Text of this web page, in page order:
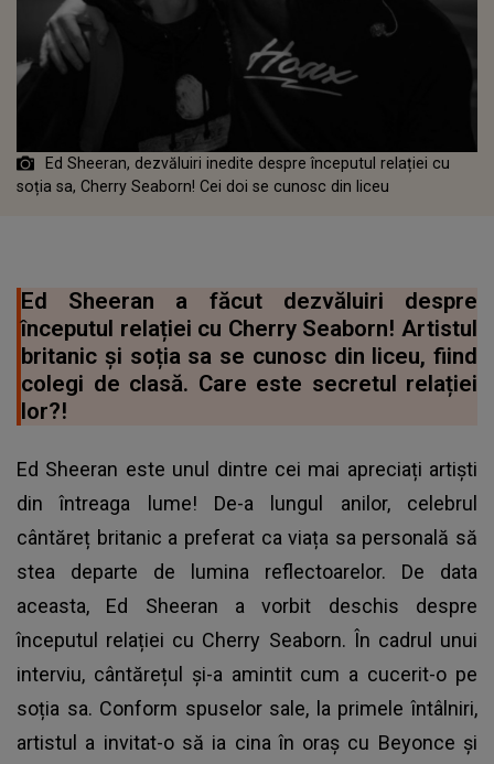
Ed Sheeran, dezvăluiri inedite despre începutul relației cu
soția sa, Cherry Seaborn! Cei doi se cunosc din liceu
Ed Sheeran a făcut dezvăluiri despre
începutul relației cu Cherry Seaborn! Artistul
britanic și soția sa se cunosc din liceu, fiind
colegi de clasă. Care este secretul relației
lor?!
Ed Sheeran este unul dintre cei mai apreciați artiști
din întreaga lume! De-a lungul anilor, celebrul
cântăreț britanic a preferat ca viața sa personală să
stea departe de lumina reflectoarelor. De data
aceasta, Ed Sheeran a vorbit deschis despre
începutul relației cu Cherry Seaborn. În cadrul unui
interviu, cântărețul și-a amintit cum a cucerit-o pe
soția sa. Conform spuselor sale, la primele întâlniri,
artistul a invitat-o să ia cina în oraș cu Beyonce și